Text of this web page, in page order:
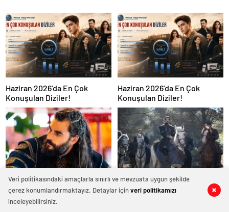
0 0
0 0
0 0
0 0
0 0
0 0
Haziran 2026’da En Çok
Konuşulan Diziler!
Haziran 2026’da En Çok
Konuşulan Diziler!
Akın Akınözü, Aşk ve Taht İçin
İmaj Değiştirdi
Kuruluş Orhan’da Hazırlıklar
Büyük Savaş İçin
0 0
Veri politikasındaki amaçlarla sınırlı ve mevzuata uygun şekilde
çerez konumlandırmaktayız. Detaylar içinveri politikamızı
inceleyebilirsiniz.